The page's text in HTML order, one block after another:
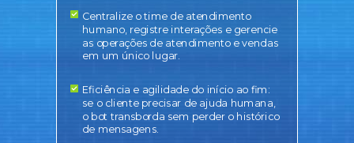
Centralize o time de atendimento
humano, registre interações e gerencie
as operações de atendimento e vendas
em um único lugar.
Eficiência e agilidade do início ao fim:
se o cliente precisar de ajuda humana,
o bot transborda sem perder o histórico
de mensagens.